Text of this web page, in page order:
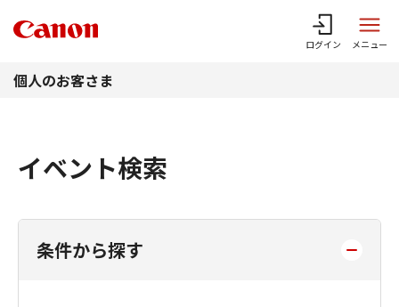
ログイン メニュー
個人のお客さま
イベント検索
条件から探す